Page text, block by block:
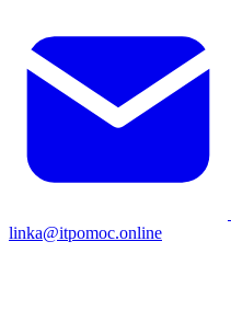
linka@itpomoc.online